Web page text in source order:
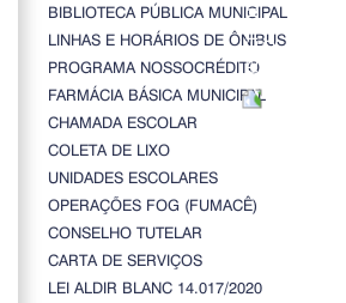
BIBLIOTECA PÚBLICA MUNICIPAL
LINHAS E HORÁRIOS DE ÔNIBUS
PROGRAMA NOSSOCRÉDITO
FARMÁCIA BÁSICA MUNICIPAL
CHAMADA ESCOLAR
COLETA DE LIXO
UNIDADES ESCOLARES
OPERAÇÕES FOG (FUMACÊ)
CONSELHO TUTELAR
CARTA DE SERVIÇOS
LEI ALDIR BLANC 14.017/2020